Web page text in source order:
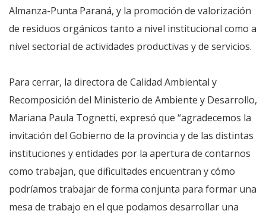
Almanza-Punta Paraná, y la promoción de valorización
de residuos orgánicos tanto a nivel institucional como a
nivel sectorial de actividades productivas y de servicios.
Para cerrar, la directora de Calidad Ambiental y
Recomposición del Ministerio de Ambiente y Desarrollo,
Mariana Paula Tognetti, expresó que “agradecemos la
invitación del Gobierno de la provincia y de las distintas
instituciones y entidades por la apertura de contarnos
como trabajan, que dificultades encuentran y cómo
podríamos trabajar de forma conjunta para formar una
mesa de trabajo en el que podamos desarrollar una